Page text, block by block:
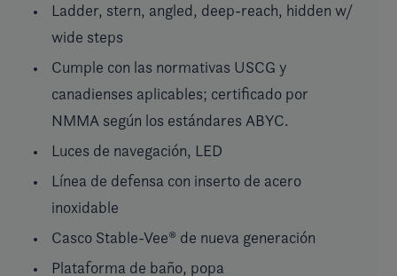
Ladder, stern, angled, deep-reach, hidden w/
wide steps
Cumple con las normativas USCG y
canadienses aplicables; certificado por
NMMA según los estándares ABYC.
Luces de navegación, LED
Línea de defensa con inserto de acero
inoxidable
Casco Stable-Vee® de nueva generación
Plataforma de baño, popa